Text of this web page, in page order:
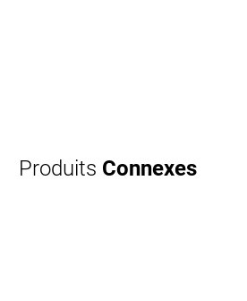
Produits Connexes